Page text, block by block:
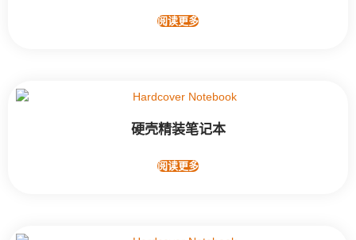
阅读更多
硬壳精装笔记本
阅读更多